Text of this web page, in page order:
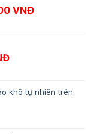
9,060,000 VNĐ.
VNĐGiá hiện tại
VNĐ.
Giá hiện tại là:
khô tự nhiên trên